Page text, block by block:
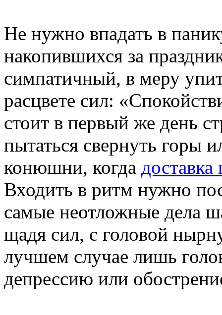
Не нужно впадать в
накопившихся за
симпатичный, в меру
расцвете сил:
стоит в первый же день
пытаться свернуть горы
конюшни, когда доставка
Входить в ритм нужно
самые неотложные дела
щадя сил, с головой
лучшем случае лишь
депрессию или